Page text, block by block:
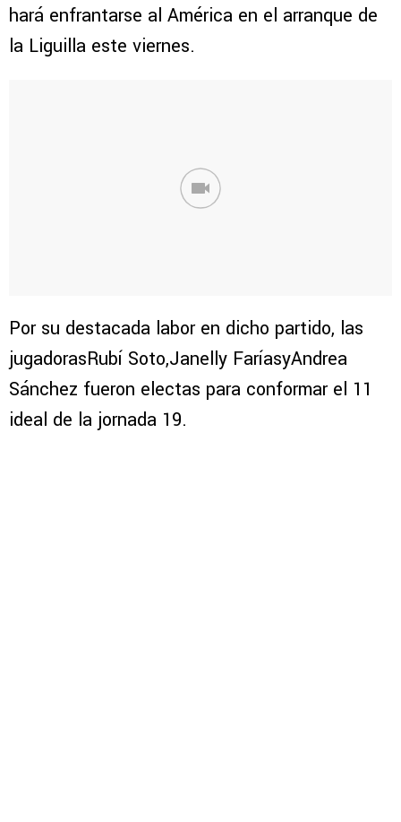
hará enfrantarse al América en el arranque de
la Liguilla este viernes.
Por su destacada labor en dicho partido, las
jugadorasRubí Soto,Janelly FaríasyAndrea
Sánchez fueron electas para conformar el 11
ideal de la jornada 19.